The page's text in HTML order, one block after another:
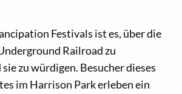
Festivals ist es, über die
Railroad zu
zu würdigen. Besucher dieses
im Harrison Park erleben ein